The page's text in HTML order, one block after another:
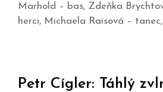
Marhold – bas, Zdeňka
herci, Michaela Raisová –
Petr Cígler: Táhlý